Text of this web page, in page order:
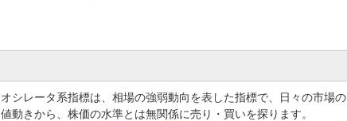
オシレータ系指標は、相場の強弱動向を表した指標で、日々の市場の
値動きから、株価の水準とは無関係に売り・買いを探ります。